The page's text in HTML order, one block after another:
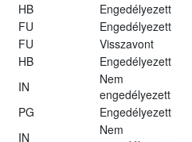
HB
Engedélyezett
FU
Engedélyezett
FU
Visszavont
HB
Engedélyezett
IN
Nem
engedélyezett
PG
Engedélyezett
IN
Nem